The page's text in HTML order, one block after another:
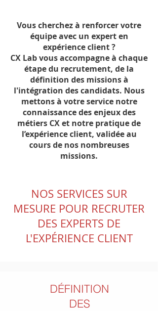
Vous cherchez à renforcer votre
équipe avec un expert en
expérience client ?
CX Lab vous accompagne à chaque
étape du recrutement, de la
définition des missions à
l'intégration des candidats. Nous
mettons à votre service notre
connaissance des enjeux des
métiers CX et notre pratique de
l’expérience client, validée au
cours de nos nombreuses
missions.
NOS SERVICES SUR
MESURE POUR RECRUTER
DES EXPERTS DE
L'EXPÉRIENCE CLIENT
DÉFINITION
DES